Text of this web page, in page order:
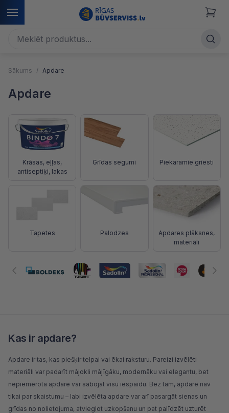
Sākums Apdare
Apdare
Krāsas, eļļas,
antiseptiķi, lakas
Grīdas segumi Piekaramie griesti
Tapetes Palodzes
Apdares plāksnes,
materiāli
Kas ir apdare?
Apdare ir tas, kas piešķir telpai vai ēkai raksturu. Pareizi izvēlēti
materiāli var padarīt mājokli mājīgāku, modernāku vai elegantu, bet
nepiemērota apdare var sabojāt visu iespaidu. Bez tam, apdare nav
tikai par skaistumu – labi izvēlēta apdare var arī pasargāt sienas un
grīdas no nolietojuma, atvieglot uzkopšanu un pat palīdzēt uzturēt